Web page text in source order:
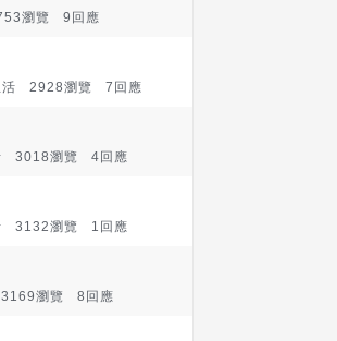
瀏覽 9回應
2928瀏覽 7回應
3018瀏覽 4回應
3132瀏覽 1回應
瀏覽 8回應